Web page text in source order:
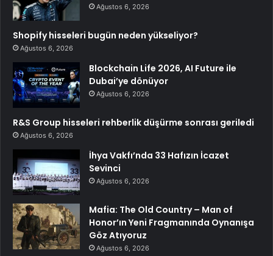
Ağustos 6, 2026
Shopify hisseleri bugün neden yükseliyor?
Ağustos 6, 2026
Blockchain Life 2026, AI Future ile
Dubai’ye dönüyor
Ağustos 6, 2026
R&S Group hisseleri rehberlik düşürme sonrası geriledi
Ağustos 6, 2026
İhya Vakfı’nda 33 Hafızın İcazet
Sevinci
Ağustos 6, 2026
Mafia: The Old Country – Man of
Honor’ın Yeni Fragmanında Oynanışa
Göz Atıyoruz
Ağustos 6, 2026